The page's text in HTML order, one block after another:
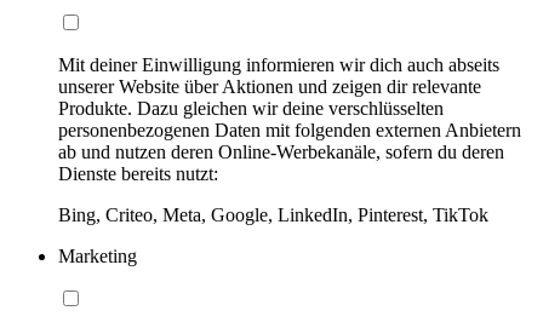
Mit deiner Einwilligung informieren wir dich auch abseits
unserer Website über Aktionen und zeigen dir relevante
Produkte. Dazu gleichen wir deine verschlüsselten
personenbezogenen Daten mit folgenden externen Anbietern
ab und nutzen deren Online-Werbekanäle, sofern du deren
Dienste bereits nutzt:
Bing, Criteo, Meta, Google, LinkedIn, Pinterest, TikTok
Marketing